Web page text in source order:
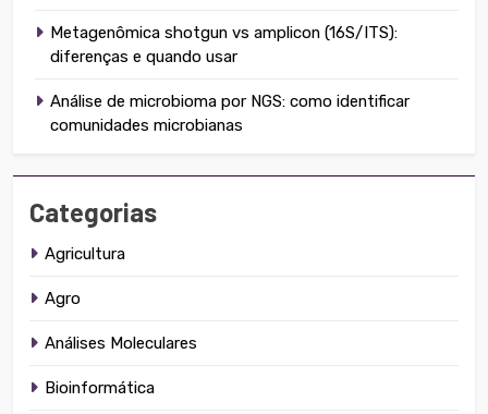
Metagenômica shotgun vs amplicon (16S/ITS):
diferenças e quando usar
Análise de microbioma por NGS: como identificar
comunidades microbianas
Categorias
Agricultura
Agro
Análises Moleculares
Bioinformática